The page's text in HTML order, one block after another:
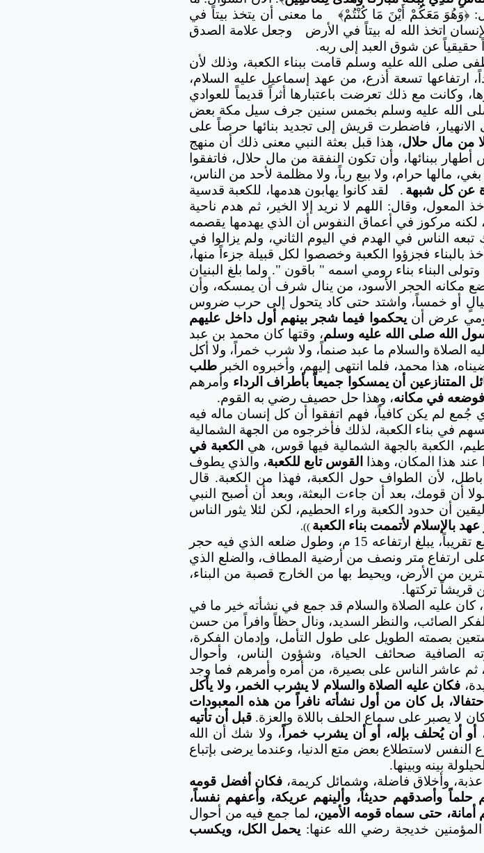
﴿وَهُوَ مَعَكُمْ أَيْنَ مَا كُنْتُمْ﴾
ما معنى أن يتخذ بيتاً في
اتخذ الله له بيتاً في الأرض
وجعل علامة الصدق
حقيقياً عن شوق العبد إلى ربه.
الله عليه وسلم قامت ببناء الكعبة، وذلك لأن
ارتفاعها تسعة أذرع، من عهد إسماعيل عليه السلام،
مع ذلك تعرضت باعتبارها أثراً قديماً للعوادي
صلى الله عليه وسلم بخمس سنين جرف سيل مكة بعض
فاضطرت قريش إلى تجديد بنائها حرصاً على
من مال حلال، هذا قبل بعثة النبي معنى ذلك أن منهج
ببنائها، وأن تكون النفقة من مال حلال، فاتفقوا
مالها حرام، ولا بيع رباً، ولا مظلمة لأحد من الناس،
عن كل شبهة .
لقد كانوا يهابون هدمها، للكعبة قدسية
المعول، وقال: اللهم لا نريد إلا الخير، ثم هدم ناحية
لكنه مركوز في أعماق النفوس أن الذي يهدمها يقصمه
تبعه الناس في الهدم في اليوم الثاني، ولم يزالوا في
بالبناء فجزؤوا الكعبة وخصصوا لكل قبيلة جزءاً منها،
البناء بناء رومي اسمه " باقون ". ولما بلغ البنيان
مكانه الحجر الأسود، من ينال شرف أن يمسكه، وأن
ليالٍ أو خمساً، واشتد حتى كاد يتحول إلى حرب ضروس
عرض أنيحكموا فيما شجر بينهم أول داخل عليهم
الله صلى الله عليه وسلم، وقتها كان محمد بن عبد
الصلاة والسلام ما عبد صنماً، ولا شرب خمراً، ولا أكل
هذا محمد، فلما انتهى إليهم، وأخبروه الخبر طلب
أن يمسكوا جميعاً بأطراف الرداء وأمرهم
فوضعه في مكانه، وهذا حل حصيف رضي به القوم.
جُمع لم يكن كافياً، فهم اتفقوا أن كل إنسان ماله فيه
في بناء الكعبة، لذلك فأخرجوه من الجهة الشمالية
الكعبة بالجهة الشمالية فيها قوس، هي
الكعبة في
هذا المكان، وهذا القوس تابع للكعبة، والذي يطوف
لأن الطواف حول الكعبة، فهذا من الكعبة. قال
أن قومك، بعد أن جاءت البعثة، وبعد أن أصبح النبي
أن حدود الكعبة وراء الحطيم، لكن لئلا يثور الناس
بالإسلام لأتممت بناء الكعبة )).
وصارت الكعبة بعد انتهاء بنائها ذات شكل مربع تقريباً، يبلغ ارتفاعه 15 م، وطول ضلعه الذي فيه حجر
ارتفاع متر ونصف من أرضية المطاف، والضلع الذي
على ارتفاع مترين من الأرض، ويحيط بها من الخارج قصبة من البناء،
تركتها.
كان عليه الصلاة والسلام قد جمع في نشأته خير ما في
الصائب، والنظر السديد، ونال حظاً وافراً من حسن
بصمته الطويل على طول التأمل، وإدمان الفكرة،
الصافية صحائف الحياة، وشؤون الناس، وأحوال
ثم عاشر الناس على بصيرة، من أمره وأمرهم فما وجد
فكان عليه الصلاة والسلام لا يشرب الخمر، ولا يأكل
بل كان من أول نشأته نافراً من هذه المعبودات
لا يصبر على سماع الحلف باللاة والعزة. قبل أن تأتيه
أو أن يُحلف بإله، أو أن يشرب خمراً ، ولا شك أن الله
النفس لاستطلاع بعض متع الدنيا، وعندما يرضى بإتباع
بينه وبينها.
عذبة، وأخلاق فاضلة، وشمائل كريمة،فكان أفضل قومه
وأصدقهم حديثاً، وألينهم عريكة، وأعفهم نفساً،
أمانة، حتى سماه قومه الأمين، لما جمع فيه من أحوال
خديجة رضي الله عنها: يحمل الكل، ويكسب